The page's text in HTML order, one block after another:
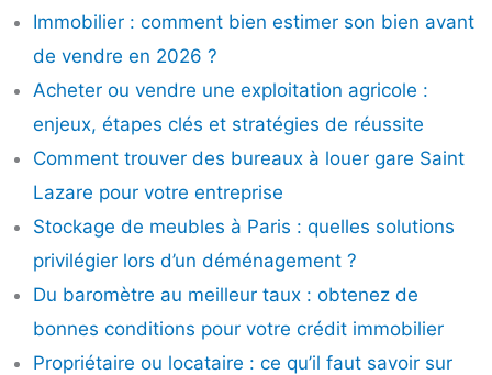
Immobilier : comment bien estimer son bien avant
de vendre en 2026 ?
Acheter ou vendre une exploitation agricole :
enjeux, étapes clés et stratégies de réussite
Comment trouver des bureaux à louer gare Saint
Lazare pour votre entreprise
Stockage de meubles à Paris : quelles solutions
privilégier lors d’un déménagement ?
Du baromètre au meilleur taux : obtenez de
bonnes conditions pour votre crédit immobilier
Propriétaire ou locataire : ce qu’il faut savoir sur